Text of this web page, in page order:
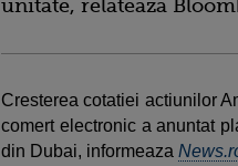
unitate, relateaza
Cresterea cotatiei actiunilor
comert electronic a anuntat
din Dubai, informeaza